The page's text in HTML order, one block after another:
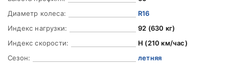
Диаметр колеса:
R16
Индекс нагрузки:
92 (630 кг)
Индекс скорости:
H (210 км/час)
Сезон:
летняя